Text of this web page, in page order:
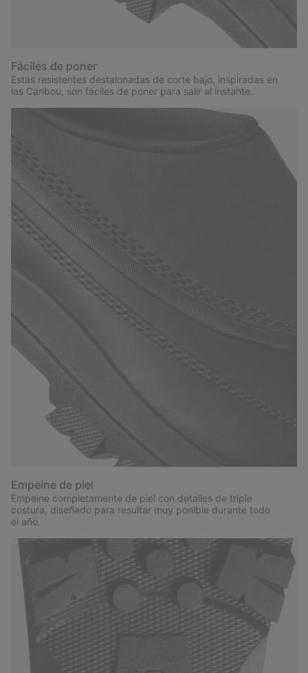
Fáciles de poner
Estas resistentes destalonadas de corte bajo, inspiradas en
las Caribou, son fáciles de poner para salir al instante.
Empeine de piel
Empeine completamente de piel con detalles de triple
costura, diseñado para resultar muy ponible durante todo
el año.